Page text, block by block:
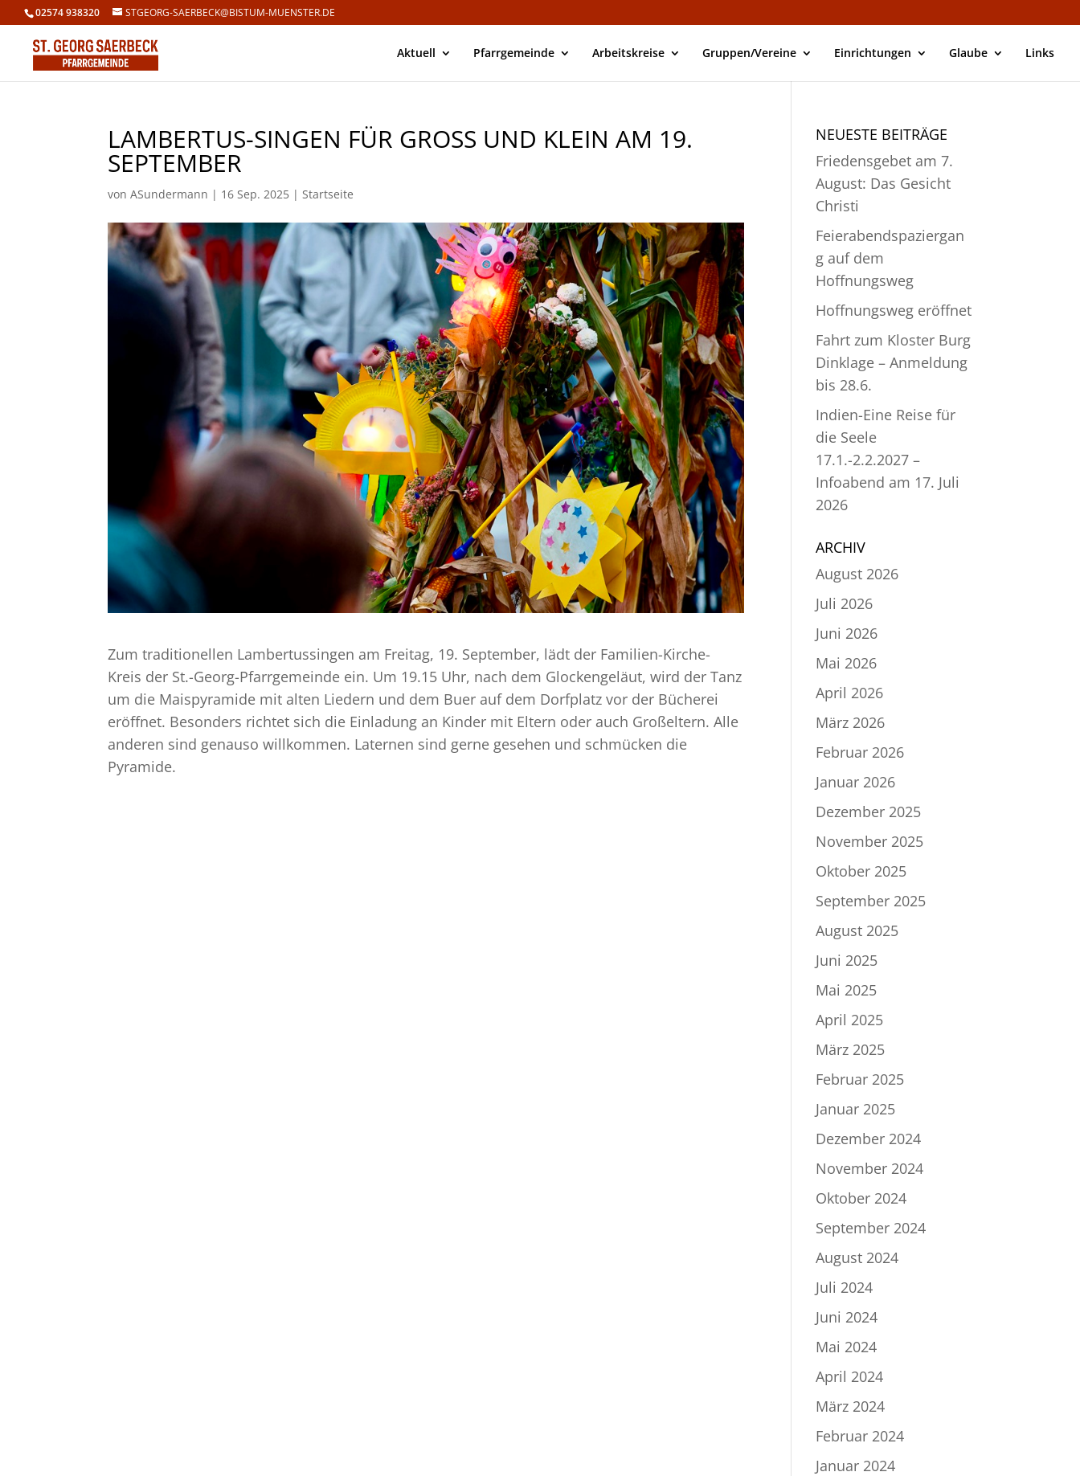
02574 938320 STGEORG-SAERBECK@BISTUM-MUENSTER.DE
Aktuell Pfarrgemeinde Arbeitskreise Gruppen/Vereine Einrichtungen Glaube Links
LAMBERTUS-SINGEN FÜR GROSS UND KLEIN AM 19. S
EPTEMBER
vonASundermann | 16 Sep. 2025 |Startseite
Zum traditionellen Lambertussingen am Freitag, 19. September, lädt der Familien-Kirche-
Kreis der St.-Georg-Pfarrgemeinde ein. Um 19.15 Uhr, nach dem Glockengeläut, wird der Tanz
um die Maispyramide mit alten Liedern und dem Buer auf dem Dorfplatz vor der Bücherei
eröffnet. Besonders richtet sich die Einladung an Kinder mit Eltern oder auch Großeltern. Alle
anderen sind genauso willkommen. Laternen sind gerne gesehen und schmücken die
Pyramide.
NEUESTE BEITRÄGE
Friedensgebet am 7.
August: Das Gesicht
Christi
Feierabendspaziergan
g auf dem
Hoffnungsweg
Hoffnungsweg eröffnet
Fahrt zum Kloster Burg
Dinklage – Anmeldung
bis 28.6.
Indien-Eine Reise für
die Seele
17.1.-2.2.2027 –
Infoabend am 17. Juli
2026
ARCHIV
August 2026
Juli 2026
Juni 2026
Mai 2026
April 2026
März 2026
Februar 2026
Januar 2026
Dezember 2025
November 2025
Oktober 2025
September 2025
August 2025
Juni 2025
Mai 2025
April 2025
März 2025
Februar 2025
Januar 2025
Dezember 2024
November 2024
Oktober 2024
September 2024
August 2024
Juli 2024
Juni 2024
Mai 2024
April 2024
März 2024
Februar 2024
Januar 2024